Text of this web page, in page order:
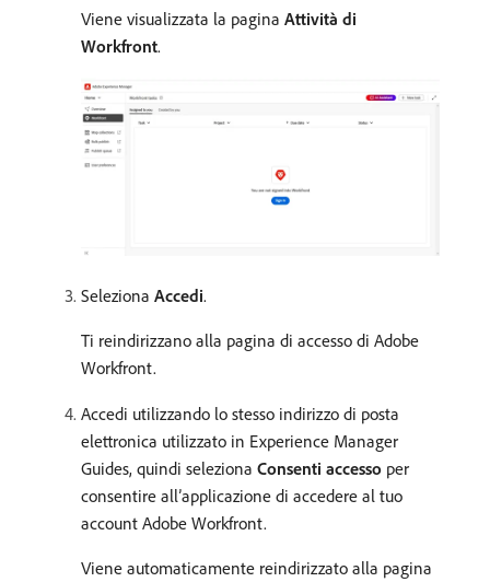
Viene visualizzata la pagina Attività di
Workfront.
Seleziona Accedi.
Ti reindirizzano alla pagina di accesso di Adobe
Workfront.
Accedi utilizzando lo stesso indirizzo di posta
elettronica utilizzato in Experience Manager
Guides, quindi seleziona Consenti accesso per
consentire all’applicazione di accedere al tuo
account Adobe Workfront.
Viene automaticamente reindirizzato alla pagina